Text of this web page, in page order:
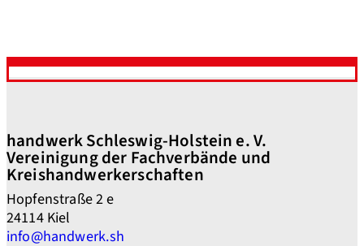
handwerk Schleswig-Holstein e. V.
Vereinigung der Fachverbände und
Kreishandwerkerschaften
Hopfenstraße 2 e
24114 Kiel
info@handwerk.sh